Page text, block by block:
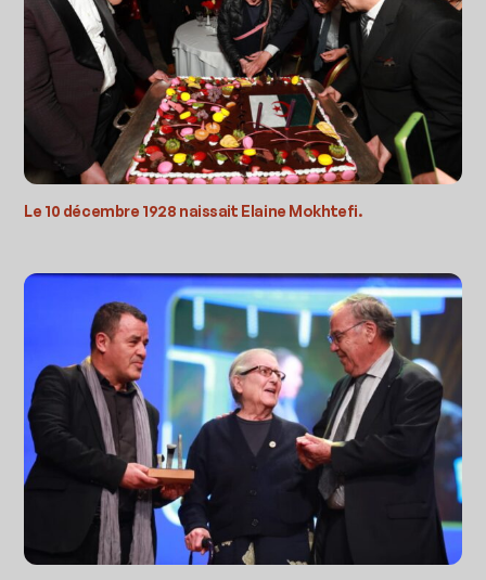
Le 10 décembre 1928 naissait Elaine Mokhtefi.